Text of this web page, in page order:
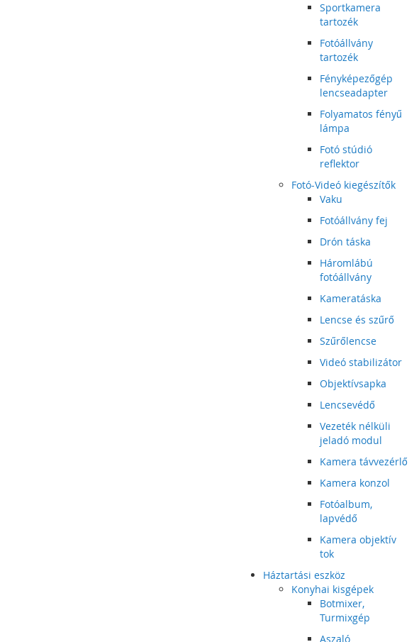
Sportkamera
tartozék
Fotóállvány
tartozék
Fényképezőgép
lencseadapter
Folyamatos fényű
lámpa
Fotó stúdió
reflektor
Fotó-Videó kiegészítők
Vaku
Fotóállvány fej
Drón táska
Háromlábú
fotóállvány
Kameratáska
Lencse és szűrő
Szűrőlencse
Videó stabilizátor
Objektívsapka
Lencsevédő
Vezeték nélküli
jeladó modul
Kamera távvezérlő
Kamera konzol
Fotóalbum,
lapvédő
Kamera objektív
tok
Háztartási eszköz
Konyhai kisgépek
Botmixer,
Turmixgép
Aszaló